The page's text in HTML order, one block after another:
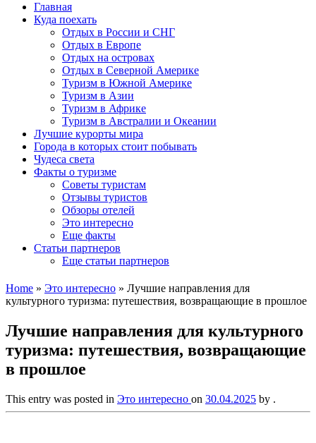
Главная
Куда поехать
Отдых в России и СНГ
Отдых в Европе
Отдых на островах
Отдых в Северной Америке
Туризм в Южной Америке
Туризм в Азии
Туризм в Африке
Туризм в Австралии и Океании
Лучшие курорты мира
Города в которых стоит побывать
Чудеса света
Факты о туризме
Советы туристам
Отзывы туристов
Обзоры отелей
Это интересно
Еще факты
Статьи партнеров
Еще статьи партнеров
Home » Это интересно » Лучшие направления для
культурного туризма: путешествия, возвращающие в прошлое
Лучшие направления для культурного
туризма: путешествия, возвращающие
в прошлое
This entry was posted in Это интересно on 30.04.2025 by .